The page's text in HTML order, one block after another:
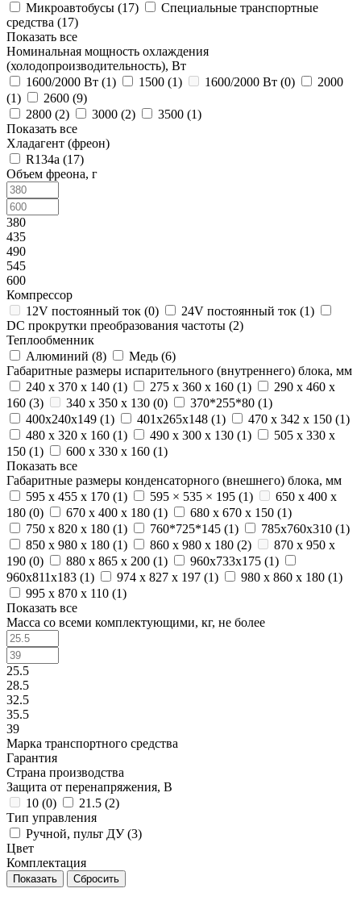
Микроавтобусы (17)
Специальные транспортные
средства (17)
Показать все
Номинальная мощность охлаждения
(холодопроизводительность), Вт
1600/2000 Вт (1) 1500 (1) 1600/2000 Вт (0)
2000
(1) 2600 (9)
2800 (2) 3000 (2) 3500 (1)
Показать все
Хладагент (фреон)
R134a (17)
Объем фреона, г
380
435
490
545
600
Компрессор
12V постоянный ток (0) 24V постоянный ток (1)
DC прокрутки преобразования частоты (2)
Теплообменник
Алюминий (8) Медь (6)
Габаритные размеры испарительного (внутреннего) блока, мм
240 х 370 х 140 (1) 275 х 360 х 160 (1)
290 х 460 х
160 (3) 340 х 350 х 130 (0) 370*255*80 (1)
400х240х149 (1) 401х265х148 (1) 470 x 342 x 150 (1)
480 х 320 х 160 (1) 490 х 300 х 130 (1)
505 x 330 x
150 (1) 600 х 330 х 160 (1)
Показать все
Габаритные размеры конденсаторного (внешнего) блока, мм
595 x 455 x 170 (1) 595 × 535 × 195 (1)
650 х 400 х
180 (0) 670 х 400 х 180 (1) 680 x 670 x 150 (1)
750 х 820 х 180 (1) 760*725*145 (1) 785x760x310 (1)
850 х 980 х 180 (1) 860 х 980 х 180 (2)
870 х 950 х
190 (0) 880 х 865 х 200 (1) 960х733х175 (1)
960х811х183 (1) 974 x 827 x 197 (1) 980 х 860 х 180 (1)
995 х 870 х 110 (1)
Показать все
Масса со всеми комплектующими, кг, не более
25.5
28.5
32.5
35.5
39
Марка транспортного средства
Гарантия
Страна производства
Защита от перенапряжения, В
10 (0) 21.5 (2)
Тип управления
Ручной, пульт ДУ (3)
Цвет
Комплектация
Сбросить